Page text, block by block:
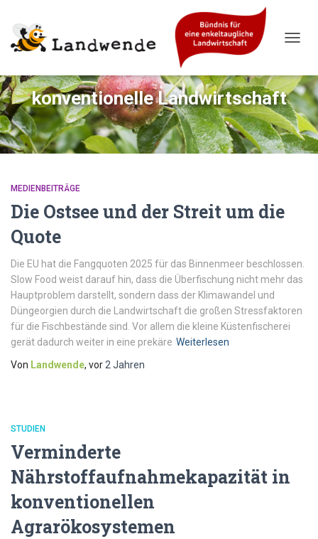
konventionelle Landwirtschaft
MEDIENBEITRÄGE
Die Ostsee und der Streit um die
Quote
Die EU hat die Fangquoten 2025 für das Binnenmeer beschlossen.
Slow Food weist darauf hin, dass die Überfischung nicht mehr das
Hauptproblem darstellt, sondern dass der Klimawandel und
Düngeorgien durch die Landwirtschaft die großen Stressfaktoren
für die Fischbestände sind. Vor allem die kleine Küstenfischerei
gerät dadurch weiter in eine prekäre Weiterlesen
Von Landwende, vor 2 Jahren
STUDIEN
Verminderte
Nährstoffaufnahmekapazität in
konventionellen
Agrarökosystemen